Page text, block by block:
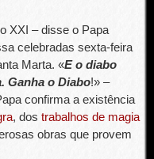
XXI – disse o Papa
celebradas sexta-feira
Marta. «E o diabo
Ganha o Diabo!» –
confirma a existência
, dos trabalhos de magia
obras que provem